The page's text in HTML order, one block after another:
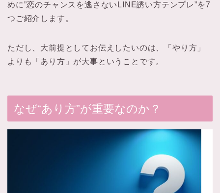
めに”恋のチャンスを逃さないLINE誘い方テンプレ”を7
つご紹介します。
ただし、大前提としてお伝えしたいのは、「やり方」
よりも「あり方」が大事ということです。
なぜ“あり方”が重要なのか？